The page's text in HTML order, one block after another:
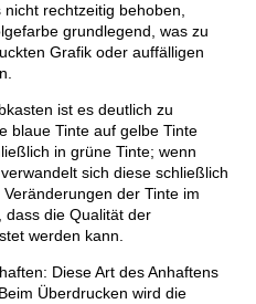
rechtzeitig behoben,
grundlegend, was zu
Grafik oder auffälligen
ist es deutlich zu
blaue Tinte auf gelbe Tinte
in grüne Tinte; wenn
sich diese schließlich
der Tinte im
dass die Qualität der
werden kann.
Diese Art des Anhaftens
Überdrucken wird die